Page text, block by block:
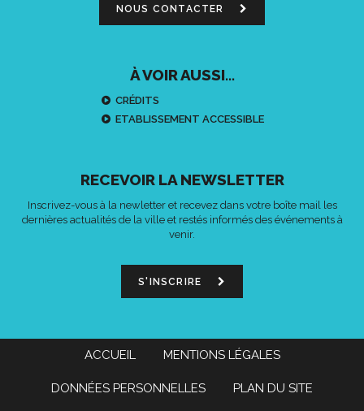
NOUS CONTACTER
À VOIR AUSSI...
CRÉDITS
ETABLISSEMENT ACCESSIBLE
RECEVOIR LA NEWSLETTER
Inscrivez-vous à la newletter et recevez dans votre boîte mail les
dernières actualités de la ville et restés informés des événements à
venir.
S'INSCRIRE
ACCUEIL MENTIONS LÉGALES
DONNÉES PERSONNELLES PLAN DU SITE